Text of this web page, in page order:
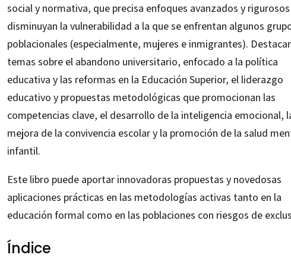
social y normativa, que precisa enfoques avanzados y
disminuyan la vulnerabilidad a la que se enfrentan algunos
poblacionales (especialmente, mujeres e inmigrantes).
temas sobre el abandono universitario, enfocado a la política
educativa y las reformas en la Educación Superior, el liderazgo
educativo y propuestas metodológicas que promocionan las
competencias clave, el desarrollo de la inteligencia emocional,
mejora de la convivencia escolar y la promoción de la salud
infantil.
Este libro puede aportar innovadoras propuestas y novedosas
aplicaciones prácticas en las metodologías activas tanto en la
educación formal como en las poblaciones con riesgos de
Índice